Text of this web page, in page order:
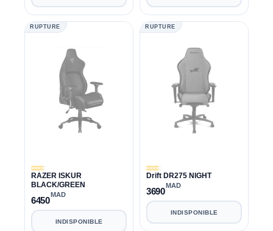
RUPTURE
RAZER ISKUR
BLACK/GREEN
6450
MAD
INDISPONIBLE
RUPTURE
Drift DR275 NIGHT
3690
MAD
INDISPONIBLE